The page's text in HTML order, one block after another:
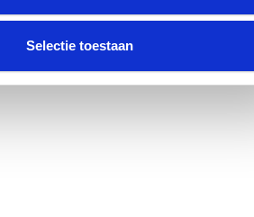
Selectie toestaan